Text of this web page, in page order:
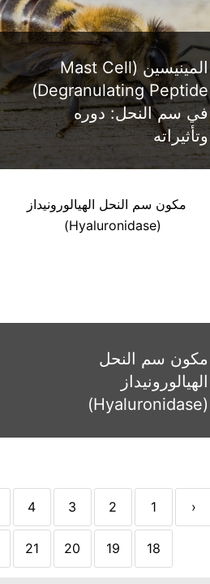
المينيسين (Mast Cell
Degranulating Peptide)
في سم النحل: دوره
وتأثيراته
مكون سم النحل
الهيالورونيداز
(Hyaluronidase)
‹
1
2
3
4
18
19
20
21